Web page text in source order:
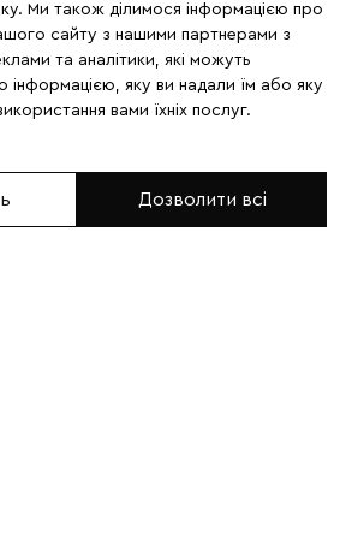
Ми також ділимося інформацією про
сайту з нашими партнерами з
та аналітики, які можуть
інформацією, яку ви надали їм або яку
вами їхніх послуг.
Дозволити всі